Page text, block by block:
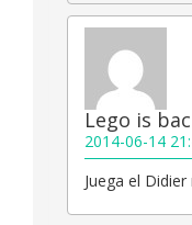
Lego is
2014-06-14
Juega el Didier